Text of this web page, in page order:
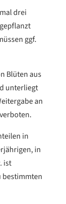
drei
ggf.
Blüten aus
unterliegt
an
in
in
ist
bestimmten